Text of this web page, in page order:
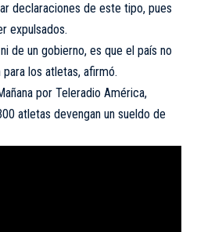
declaraciones de este tipo, pues
expulsados.
de un gobierno, es que el país no
los atletas, afirmó.
por Teleradio América,
atletas devengan un sueldo de